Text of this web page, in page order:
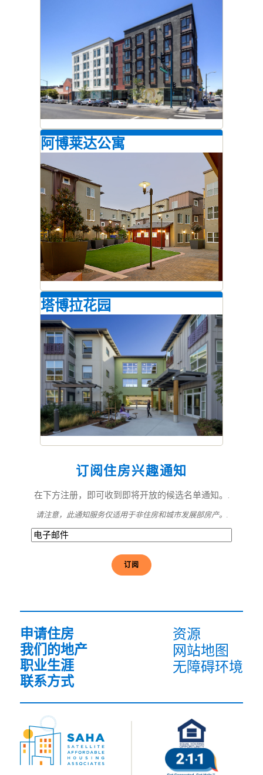
阿博莱达公寓
塔博拉花园
订阅住房兴趣通知
在下方注册，即可收到即将开放的候选名单通知。.
请注意，此通知服务仅适用于非住房和城市发展部房产。.
电
子
申请住房
我们的地产
职业生涯
联系方式
资源
网站地图
无障碍环境